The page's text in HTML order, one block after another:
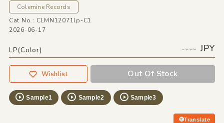
Colemine Records
Cat No.: CLMN12071lp-C1
2026-06-17
LP(Color) ---- JPY
Wishlist Out Of Stock
Sample1 Sample2 Sample3
Translate